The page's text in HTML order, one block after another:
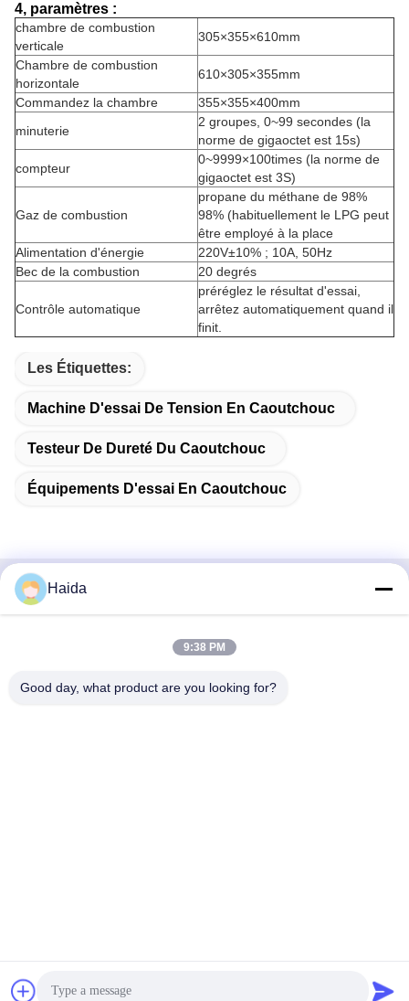
4, paramètres :
chambre de combustion
verticale
305×355×610mm
Chambre de combustion
horizontale
610×305×355mm
Commandez la chambre
355×355×400mm
minuterie
2 groupes, 0~99 secondes (la
norme de gigaoctet est 15s)
compteur
0~9999×100times (la norme de
gigaoctet est 3S)
Gaz de combustion
propane du méthane de 98%
98% (habituellement le LPG peut
être employé à la place
Alimentation d'énergie
220V±10% ; 10A, 50Hz
Bec de la combustion
20 degrés
Contrôle automatique
préréglez le résultat d'essai,
arrêtez automatiquement quand il
finit.
Les Étiquettes:
Machine D'essai De Tension En Caoutchouc
Testeur De Dureté Du Caoutchouc
Équipements D'essai En Caoutchouc
Contactez rapidement
secteur de Nancheng, ville de Dongguan, province du
Fournisseur. © de Copyright 2013-2026 Guangdong Haida
Haida
9:38 PM
Good day, what product are you looking for?